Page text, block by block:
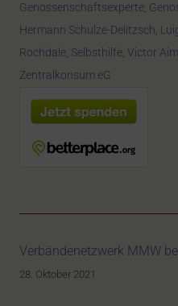
Genossenschaftsexperte,
Hermann Schulze-Delitzsch,
Rochdale, Selbsthilfe, Victor
Zentralkonsum eG
Verbändenetzwerk MMW
28. Oktober 2021